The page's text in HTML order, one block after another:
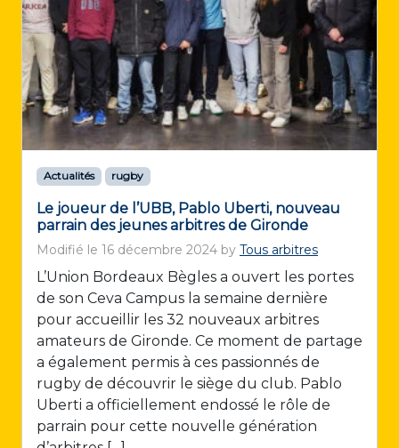
Actualités rugby
Le joueur de l’UBB, Pablo Uberti, nouveau
parrain des jeunes arbitres de Gironde
Modifié le 16 décembre 2024 by Tous arbitres
L’Union Bordeaux Bègles a ouvert les portes
de son Ceva Campus la semaine dernière
pour accueillir les 32 nouveaux arbitres
amateurs de Gironde. Ce moment de partage
a également permis à ces passionnés de
rugby de découvrir le siège du club. Pablo
Uberti a officiellement endossé le rôle de
parrain pour cette nouvelle génération